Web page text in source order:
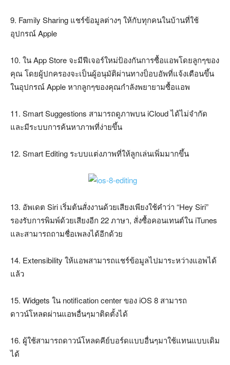
9. Family Sharing แชร์ข้อมูลต่างๆ ให้กับทุกคนในบ้านที่ใช้
อุปกรณ์ Apple
10. ใน App Store จะมีฟีเจอร์ใหม่ป้องกันการซื้อแอพโดยลูกๆของ
คุณ โดยผู้ปกครองจะเป็นผู้อนุมัติผ่านทางป็อบอัพที่แจ้งเตือนขึ้น
ในอุปกรณ์ Apple หากลูกๆของคุณกำลังพยายามซื้อแอพ
11. Smart Suggestions สามารถดูภาพบน iCloud ได้ไม่จำกัด
และมีระบบการค้นหาภาพที่ง่ายขึ้น
12. Smart Editing ระบบแต่งภาพที่ให้ลูกเล่นเพิ่มมากขึ้น
13. อัพเดต Siri เริ่มต้นสั่งงานด้วยเสียงเพียงใช้คำว่า “Hey Siri”
รองรับการพิมพ์ด้วยเสียงอีก 22 ภาษา, สั่งซื้อคอนเทนต์ใน iTunes
และสามารถถามชื่อเพลงได้อีกด้วย
14. Extensibility ให้แอพสามารถแชร์ข้อมูลไปมาระหว่างแอพได้
แล้ว
15. Widgets ใน notification center ของ iOS 8 สามารถ
ดาวน์โหลดผ่านแอพอื่นๆมาติดตั้งได้
16. ผู้ใช้สามารถดาวน์โหลดคีย์บอร์ดแบบอื่นๆมาใช้แทนแบบเดิม
ได้